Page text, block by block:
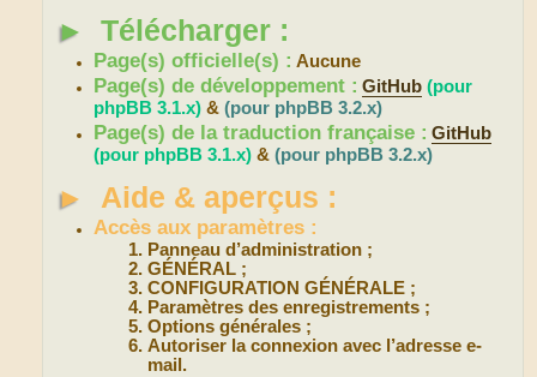
► Télécharger :
Page(s) officielle(s) : Aucune
Page(s) de développement : GitHub (pour
phpBB 3.1.x) &(pour phpBB 3.2.x)
Page(s) de la traduction française : GitHub
(pour phpBB 3.1.x) &(pour phpBB 3.2.x)
► Aide & aperçus :
Accès aux paramètres :
Panneau d’administration ;
GÉNÉRAL ;
CONFIGURATION GÉNÉRALE ;
Paramètres des enregistrements ;
Options générales ;
Autoriser la connexion avec l’adresse e-
mail.